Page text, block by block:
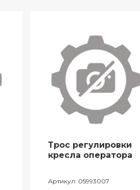
Трос регулировки
кресла оператора
Артикул: 05993007